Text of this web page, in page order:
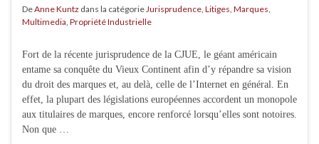
DeAnne Kuntz dans la catégorie Jurisprudence Litiges Marques
Multimedia Propriété Industrielle
Fort de la récente jurisprudence de la CJUE, le géant américain
entame sa conquête du Vieux Continent afin d’y répandre sa vision
du droit des marques et, au delà, celle de l’Internet en général. En
effet, la plupart des législations européennes accordent un monopole
aux titulaires de marques, encore renforcé lorsqu’elles sont notoires.
Non que …